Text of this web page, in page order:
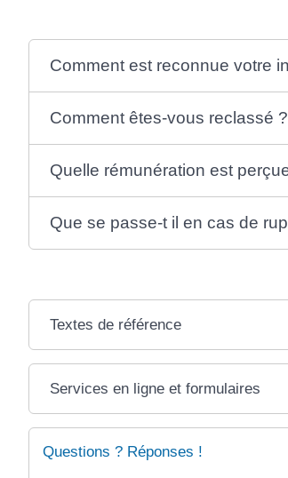
Comment est reconnue votre
Comment êtes-vous reclassé ?
Quelle rémunération est
Que se passe-t il en cas de
Textes de référence
Services en ligne et formulaires
Questions ? Réponses !